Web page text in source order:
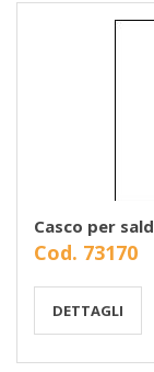
Casco per
Cod. 73170
DETTAGLI